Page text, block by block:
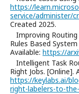
https://
service/administer/
Created 2025.
Improving
Rules Based
Available: https://
Intelligent Task
Right Jobs. [Online].
https://keylabs.ai/
right-labelers-to-